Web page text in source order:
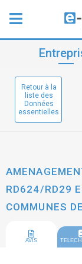
Retour à la
liste des
Données
essentielles
RD624/RD29
COMMUNES
AVIS